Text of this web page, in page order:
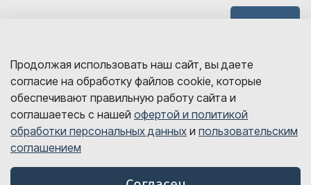
sales@detalink.ru
8 800 700-06-67
© Все права защищены, 2026 год
Продолжая использовать наш сайт, вы даете
согласие на обработку файлов cookie, которые
обеспечивают правильную работу сайта и
соглашаетесь с нашей офертой и политикой
обработки персональных данных и пользовательским
соглашением